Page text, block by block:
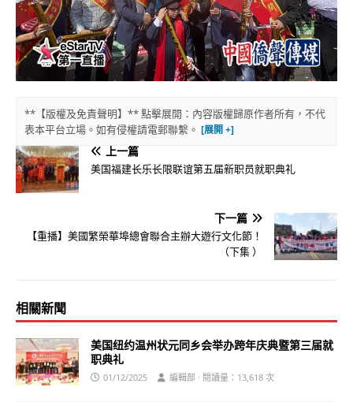
**【版權及免責聲明】** 點擊展開：內容版權歸原作者所有，不代
表本平台立場。如有侵權請電郵聯繫。
上一篇
美国福建长乐长限联谊第五届新职员就职典礼
下一篇
【重播】美國繁榮華埠總會聯合主辦大遊行文化節！
（下集 ）
相關新聞
美国纽约温州状元同乡会举办跨年庆典暨第三届就
职典礼
01/12/2025 編輯部 · 閱讀量：13,618 次